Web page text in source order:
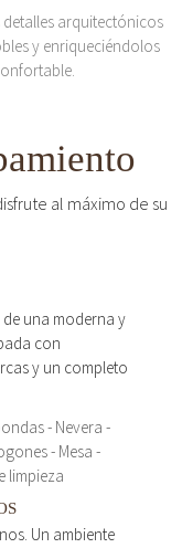
arquitectónicos
y enriqueciéndolos
al máximo de su
una moderna y
con
y un completo
- Nevera -
- Mesa -
limpieza
Un ambiente